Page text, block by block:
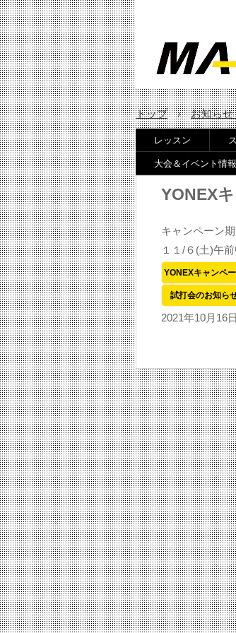
トップ › お知らせ
レッスン
大会＆イベント情報
YONEX
キャンペーン
１１/６(土)午
YONEXキャンペ
試打会のお知ら
2021年10月16日